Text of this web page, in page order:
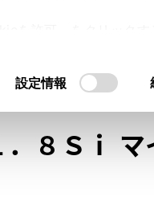
い。
設定情報
．８Ｓｉ